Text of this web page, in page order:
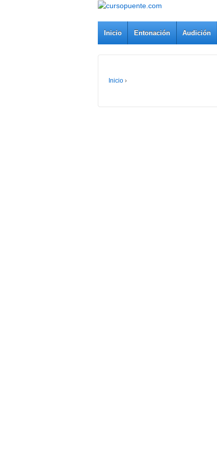
Inicio Entonación Audición
Inicio ›